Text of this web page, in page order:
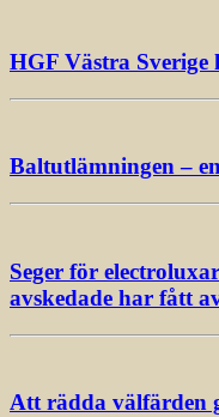
HGF Västra Sverige
Baltutlämningen –
Seger för
avskedade har fått
Att rädda välfärden